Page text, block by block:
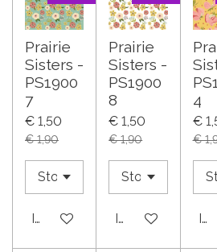
Prairie
Sisters -
PS1900
7
€ 1,50
€ 1,90
In winkelwagen
Prairie
Sisters -
PS1900
8
€ 1,50
€ 1,90
In winkelwagen
4
€
€
In